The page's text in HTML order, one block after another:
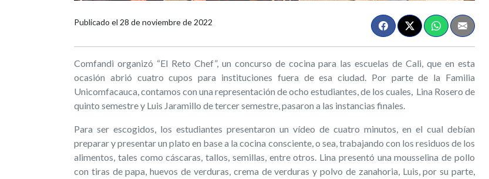
Publicado el 28 de noviembre de 2022
Comfandi organizó “El Reto Chef”, un concurso de cocina para las escuelas de Cali, que en esta
ocasión abrió cuatro cupos para instituciones fuera de esa ciudad. Por parte de la Familia
Unicomfacauca, contamos con una representación de ocho estudiantes, de los cuales, Lina Rosero de
quinto semestre y Luis Jaramillo de tercer semestre, pasaron a las instancias finales.
Para ser escogidos, los estudiantes presentaron un vídeo de cuatro minutos, en el cual debían
preparar y presentar un plato en base a la cocina consciente, o sea, trabajando con los residuos de los
alimentos, tales como cáscaras, tallos, semillas, entre otros. Lina presentó una mousselina de pollo
con tiras de papa, huevos de verduras, crema de verduras y polvo de zanahoria, Luis, por su parte,